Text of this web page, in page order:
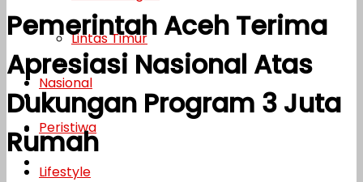
Lifestyle
Kesehatan
Opini
DPKA
Nanggroe TV
Lintas Timur
Nasional
Peristiwa
Lifestyle
Pemerintah Aceh Terima
Apresiasi Nasional Atas
Dukungan Program 3 Juta
Rumah